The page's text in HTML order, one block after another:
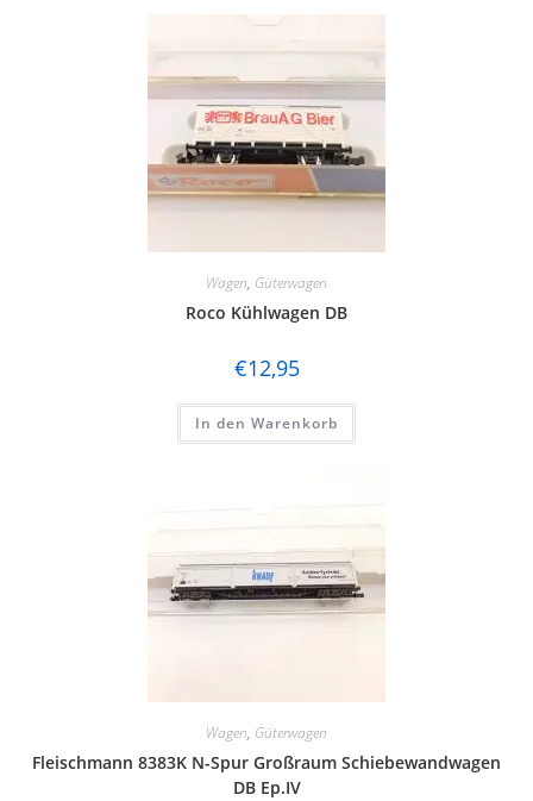
Wagen, Güterwagen
Roco Kühlwagen DB
€12,95
In den Warenkorb
Wagen, Güterwagen
Fleischmann 8383K N-Spur Großraum Schiebewandwagen
DB Ep.IV